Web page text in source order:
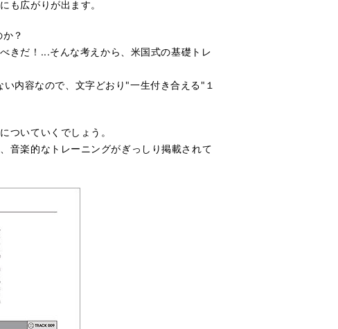
も広がりが出ます。
？
きだ！...そんな考えから、米国式の基礎トレ
内容なので、文字どおり"一生付き合える"１
ついていくでしょう。
音楽的なトレーニングがぎっしり掲載されて